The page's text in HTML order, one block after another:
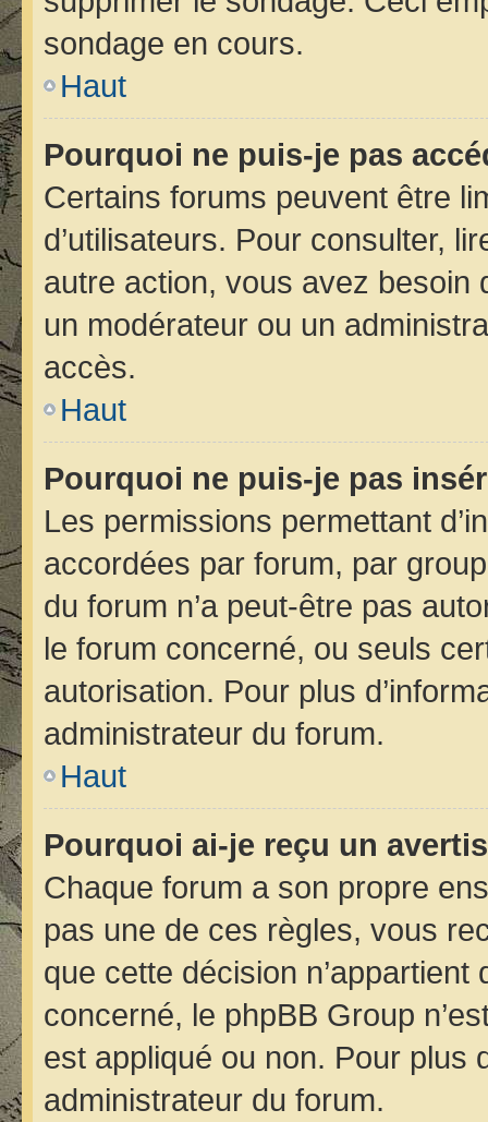
sondage en cours.
Haut
Pourquoi ne puis-je pas
Certains forums peuvent être
d’utilisateurs. Pour consulter,
autre action, vous avez besoin
un modérateur ou un
accès.
Haut
Pourquoi ne puis-je pas
Les permissions permettant
accordées par forum, par
du forum n’a peut-être pas
le forum concerné, ou seuls
autorisation. Pour plus
administrateur du forum.
Haut
Pourquoi ai-je reçu un
Chaque forum a son propre
pas une de ces règles, vous
que cette décision n’appartient
concerné, le phpBB Group
est appliqué ou non. Pour plus
administrateur du forum.